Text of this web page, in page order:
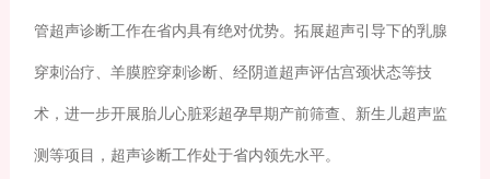
管超声诊断工作在省内具有绝对优势。拓展超声引导下的乳腺
穿刺治疗、羊膜腔穿刺诊断、经阴道超声评估宫颈状态等技
术，进一步开展胎儿心脏彩超孕早期产前筛查、新生儿超声监
测等项目，超声诊断工作处于省内领先水平。